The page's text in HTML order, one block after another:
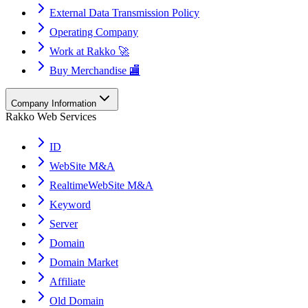
External Data Transmission Policy
Operating Company
Work at Rakko 🚀
Buy Merchandise 🏬
Company Information
Rakko Web Services
ID
WebSite M&A
RealtimeWebSite M&A
Keyword
Server
Domain
Domain Market
Affiliate
Old Domain